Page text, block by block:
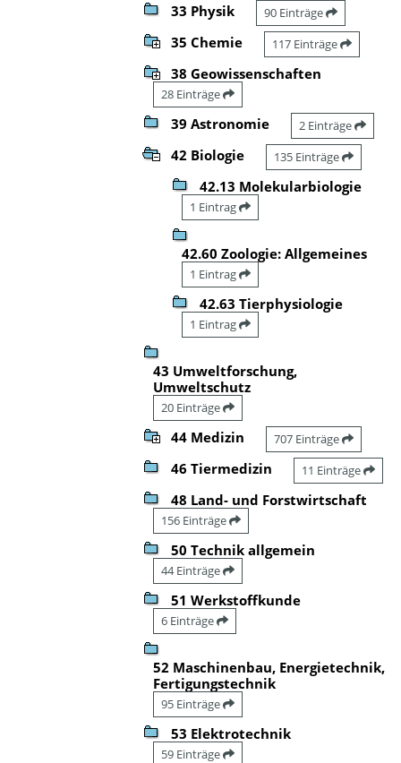
33 Physik 90 Einträge
35 Chemie 117 Einträge
38 Geowissenschaften
28 Einträge
39 Astronomie 2 Einträge
42 Biologie 135 Einträge
42.13 Molekularbiologie
1 Eintrag
42.60 Zoologie: Allgemeines
1 Eintrag
42.63 Tierphysiologie
1 Eintrag
43 Umweltforschung,
Umweltschutz
20 Einträge
44 Medizin 707 Einträge
46 Tiermedizin 11 Einträge
48 Land- und Forstwirtschaft
156 Einträge
50 Technik allgemein
44 Einträge
51 Werkstoffkunde
6 Einträge
52 Maschinenbau, Energietechnik,
Fertigungstechnik
95 Einträge
53 Elektrotechnik
59 Einträge